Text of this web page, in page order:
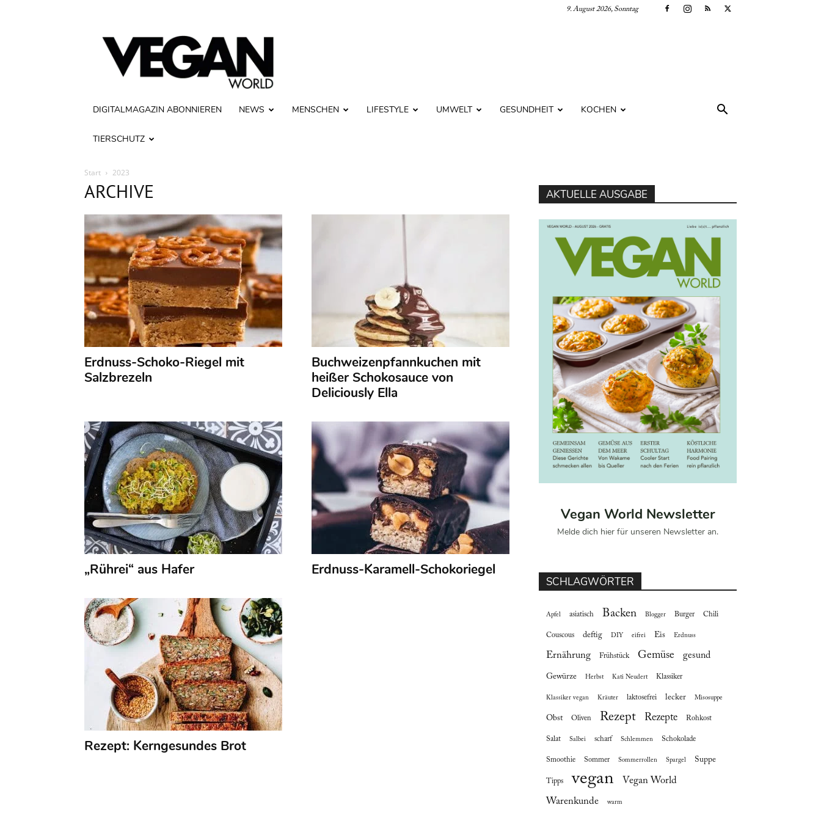
9. August 2026, Sonntag
Vegan
World
DIGITALMAGAZIN ABONNIEREN NEWS MENSCHEN LIFESTYLE UMWELT GESUNDHEIT KOCHEN
TIERSCHUTZ
Start 2023
ARCHIVE
Erdnuss-Schoko-Riegel mit
Salzbrezeln
Buchweizenpfannkuchen mit
heißer Schokosauce von
Deliciously Ella
„Rührei“ aus Hafer Erdnuss-Karamell-Schokoriegel
Rezept: Kerngesundes Brot
AKTUELLE AUSGABE
Vegan World Newsletter
Melde dich hier für unseren Newsletter an.
SCHLAGWÖRTER
Apfel asiatisch Backen Blogger Burger Chili
Couscous deftig DIY eifrei Eis Erdnuss
Ernährung Frühstück Gemüse gesund
Gewürze Herbst Kati Neudert Klassiker
Klassiker vegan Kräuter laktosefrei lecker Misosuppe
Obst Oliven Rezept Rezepte Rohkost
Salat Salbei scharf Schlemmen Schokolade
Smoothie Sommer Sommerrollen Spargel Suppe
Tipps vegan Vegan World
Warenkunde warm